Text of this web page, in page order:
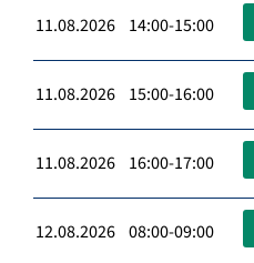
11.08.2026 14:00-15:00
11.08.2026 15:00-16:00
11.08.2026 16:00-17:00
12.08.2026 08:00-09:00